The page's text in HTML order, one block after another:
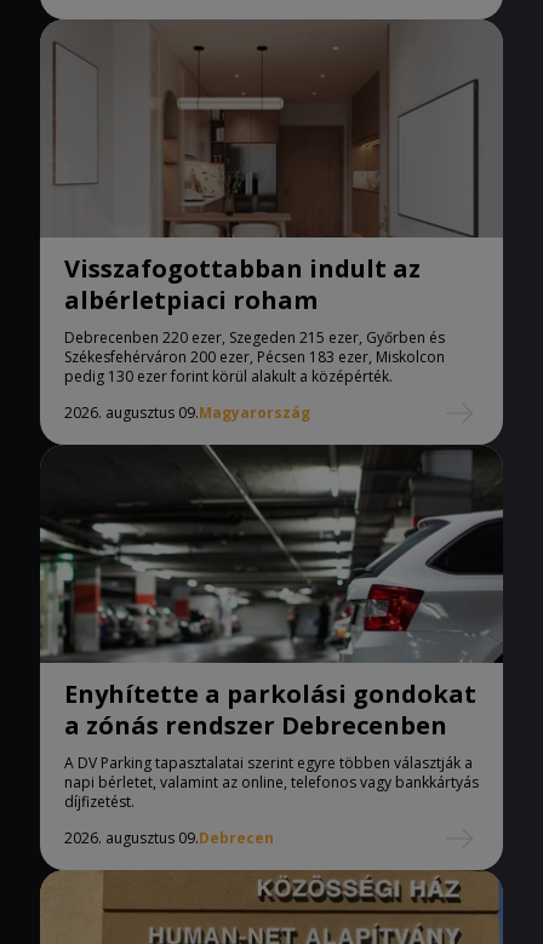
Visszafogottabban indult az
albérletpiaci roham
Debrecenben 220 ezer, Szegeden 215 ezer, Győrben és
Székesfehérváron 200 ezer, Pécsen 183 ezer, Miskolcon
pedig 130 ezer forint körül alakult a középérték.
2026. augusztus 09.Magyarország
Enyhítette a parkolási gondokat
a zónás rendszer Debrecenben
A DV Parking tapasztalatai szerint egyre többen választják a
napi bérletet, valamint az online, telefonos vagy bankkártyás
díjfizetést.
2026. augusztus 09.Debrecen